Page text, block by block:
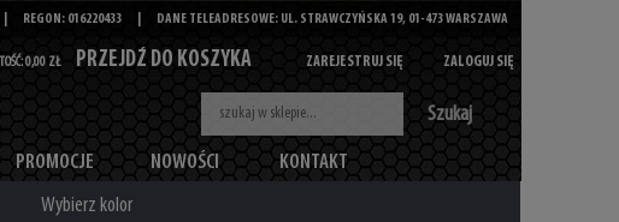
Szukaj
PROMOCJE NOWOŚCI KONTAKT
ZAREJESTRUJ SIĘ ZALOGUJ SIĘ
0,00 ZŁ PRZEJDŹ DO KOSZYKA
REGON: 016220433 DANE TELEADRESOWE: UL. STRAWCZYŃSKA 19, 01-473 WARSZAWA
Wybierz kolor